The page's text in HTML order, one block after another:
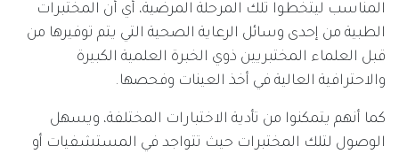
المناسب ليتخطوا تلك المرحلة المرضية، أي أن المختبرات
الطبية من إحدى وسائل الرعاية الصحية التي يتم توفيرها من
قبل العلماء المختبريين ذوي الخبرة العلمية الكبيرة
والاحترافية العالية في أخذ العينات وفحصها.
كما أنهم يتمكنوا من تأدية الاختبارات المختلفة، ويسهل
الوصول لتلك المختبرات حيث تتواجد في المستشفيات أو